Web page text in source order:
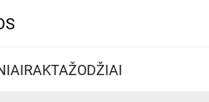
RAKTAŽODŽIAI